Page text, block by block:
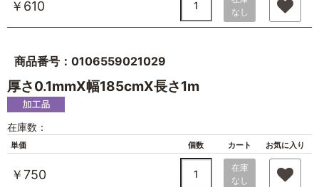
￥610
なし
商品番号：0106559021029
厚さ0.1mmX幅185cmX長さ1m
在庫数：
単価 個数 カート お気に入り
￥750
在庫
なし